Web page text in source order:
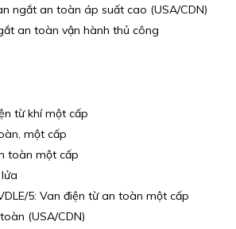
ngắt an toàn áp suất cao (USA/CDN)
an toàn vận hành thủ công
từ khí một cấp
một cấp
toàn một cấp
5: Van điện từ an toàn một cấp
(USA/CDN)